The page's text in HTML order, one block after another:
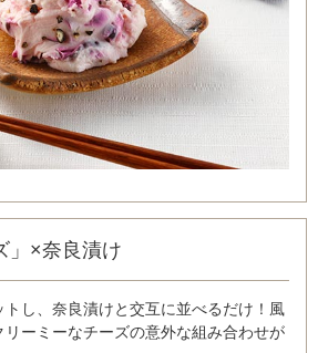
」×奈良漬け
し、奈良漬けと交互に並べるだけ！風
ーミーなチーズの意外な組み合わせが